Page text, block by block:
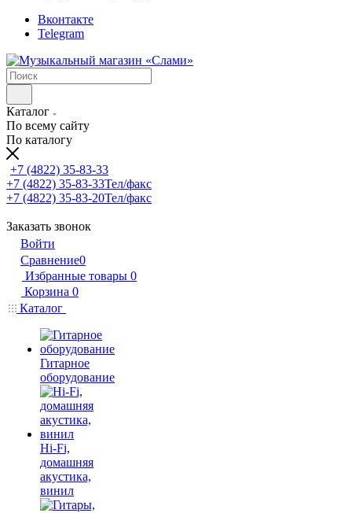
Вконтакте
Telegram
Каталог
По всему сайту
По каталогу
+7 (4822) 35-83-33
+7 (4822) 35-83-33Тел/факс
+7 (4822) 35-83-20Тел/факс
Заказать звонок
Войти
Сравнение0
Избранные товары 0
Корзина 0
Каталог
Гитарное
оборудование
Hi-Fi,
домашняя
акустика,
винил